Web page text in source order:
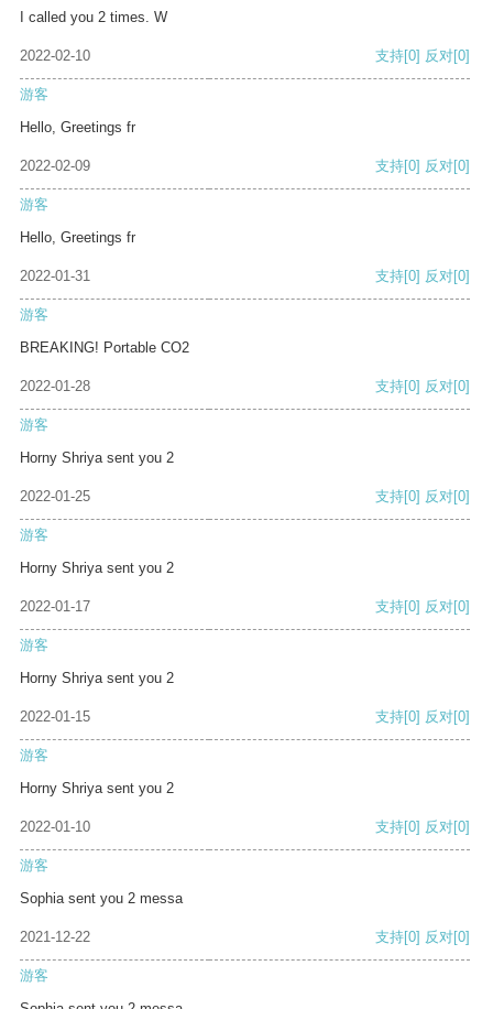
I called you 2 times. W
2022-02-10 支持[0] 反对[0]
游客
Hello, Greetings fr
2022-02-09 支持[0] 反对[0]
游客
Hello, Greetings fr
2022-01-31 支持[0] 反对[0]
游客
BREAKING! Portable CO2
2022-01-28 支持[0] 反对[0]
游客
Horny Shriya sent you 2
2022-01-25 支持[0] 反对[0]
游客
Horny Shriya sent you 2
2022-01-17 支持[0] 反对[0]
游客
Horny Shriya sent you 2
2022-01-15 支持[0] 反对[0]
游客
Horny Shriya sent you 2
2022-01-10 支持[0] 反对[0]
游客
Sophia sent you 2 messa
2021-12-22 支持[0] 反对[0]
游客